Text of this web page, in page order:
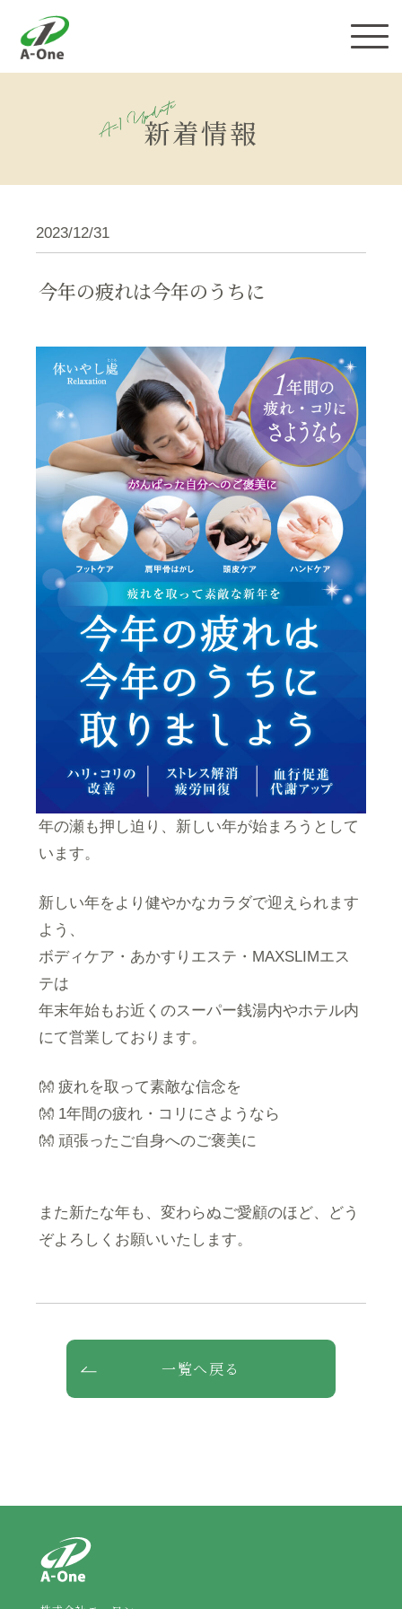
新着情報
2023/12/31
今年の疲れは今年のうちに
年の瀬も押し迫り、新しい年が始まろうとして
います。
新しい年をより健やかなカラダで迎えられます
よう、
ボディケア・あかすりエステ・MAXSLIMエス
テは
年末年始もお近くのスーパー銭湯内やホテル内
にて営業しております。
👐 疲れを取って素敵な信念を
👐 1年間の疲れ・コリにさようなら
👐 頑張ったご自身へのご褒美に
また新たな年も、変わらぬご愛顧のほど、どう
ぞよろしくお願いいたします。
一覧へ戻る